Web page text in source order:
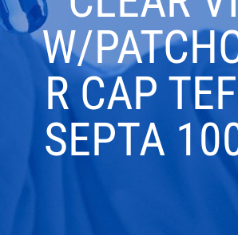
W/
R CAP
SEPTA